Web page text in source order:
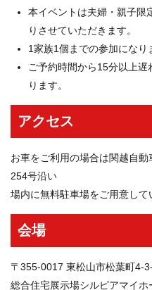
本イベントは夫婦・親子限
りさせていただきます。
1家族1個までの参加になり
ご予約時間から15分以上
ります。
アクセス
お車をご利用の場合は関越自
254号沿い
場内に無料駐車場をご用意して
会場
〒355-0017 東松山市松葉町4-
総合住宅展示場シルピアマイホ